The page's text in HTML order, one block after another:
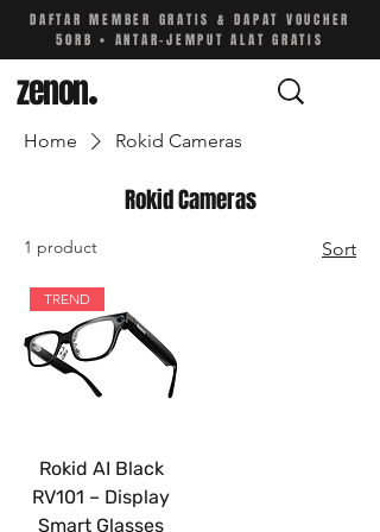
DAFTAR MEMBER GRATIS & DAPAT VOUCHER
50RB • ANTAR-JEMPUT ALAT GRATIS
zenon.
Home Rokid Cameras
Rokid Cameras
1 product Sort
TREND
Rokid AI Black
RV101 – Display
Smart Glasses